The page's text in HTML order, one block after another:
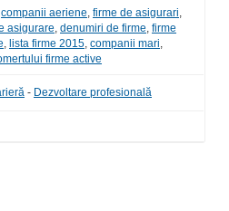
companii aeriene, firme de asigurari,
asigurare, denumiri de firme, firme
, lista firme 2015, companii mari,
firme active
- Dezvoltare profesională